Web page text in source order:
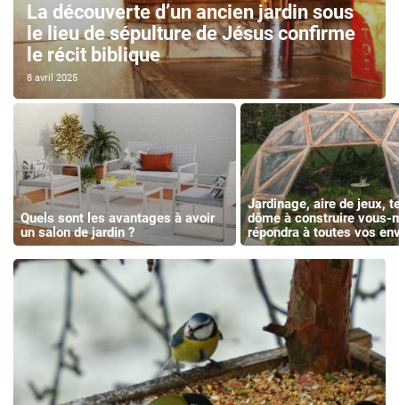
La découverte d’un ancien jardin sous
le lieu de sépulture de Jésus confirme
le récit biblique
8 avril 2025
Quels sont les avantages à avoir
un salon de jardin ?
Jardinage, aire de jeux,
dôme à construire vous-
répondra à toutes vos